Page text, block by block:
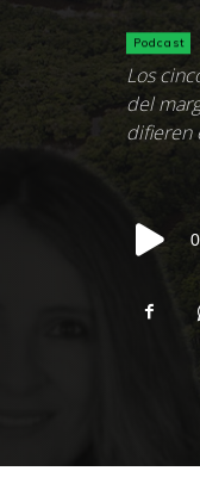
Podcast
Los
del
difieren
de